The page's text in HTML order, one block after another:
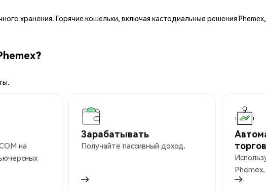
хранения. Горячие кошельки, включая кастодиальные решения
на
Зарабатывать
Получайте пассивный доход.
Phemex.